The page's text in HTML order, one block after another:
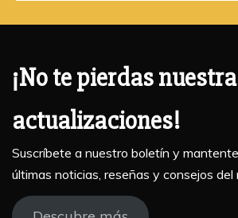
¡No te pierdas
actualizaciones!
Suscríbete a nuestro boletín y
últimas noticias, reseñas y consejos del